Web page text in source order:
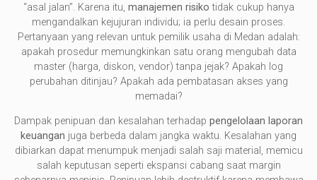
“asal jalan”. Karena itu, manajemen risiko tidak cukup hanya
mengandalkan kejujuran individu; ia perlu desain proses.
Pertanyaan yang relevan untuk pemilik usaha di Medan adalah:
apakah prosedur memungkinkan satu orang mengubah data
master (harga, diskon, vendor) tanpa jejak? Apakah log
perubahan ditinjau? Apakah ada pembatasan akses yang
memadai?
Dampak penipuan dan kesalahan terhadap pengelolaan laporan
keuangan juga berbeda dalam jangka waktu. Kesalahan yang
dibiarkan dapat menumpuk menjadi salah saji material, memicu
salah keputusan seperti ekspansi cabang saat margin